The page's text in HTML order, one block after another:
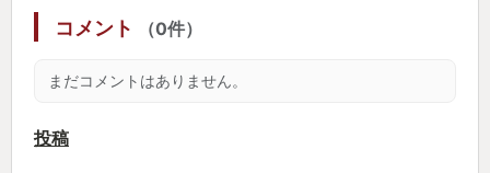
コメント （0件）
まだコメントはありません。
投稿